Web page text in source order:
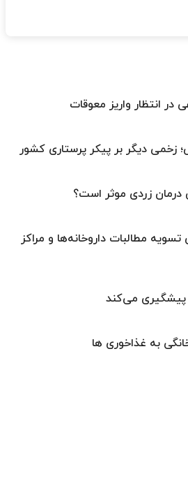
در انتظار واریز معوقات
زخمی دیگر بر پیکر پرستاری کشور
درمان زردی موثر است؟
برای تسویه مطالبات داروخانه‌ها و مراکز
پیشگیری می‌کند
به غذاخوری ها